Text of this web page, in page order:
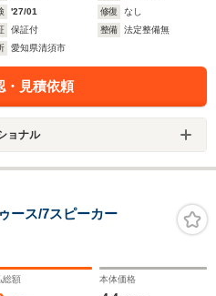
'27/01 修復
なし
保証付 整備
法定整備無
愛知県清須市
・見積依頼
ョナル
ス/7スピーカー
総額 本体価格